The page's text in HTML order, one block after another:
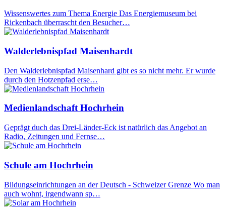
Wissenswertes zum Thema Energie Das Energiemuseum bei
Rickenbach überrascht den Besucher…
Walderlebnispfad Maisenhardt
Den Walderlebnispfad Maisenhard gibt es so nicht mehr. Er wurde
durch den Hotzenpfad erse…
Medienlandschaft Hochrhein
Geprägt duch das Drei-Länder-Eck ist natürlich das Angebot an
Radio, Zeitungen und Fernse…
Schule am Hochrhein
Bildungseinrichtungen an der Deutsch - Schweizer Grenze Wo man
auch wohnt, irgendwann sp…